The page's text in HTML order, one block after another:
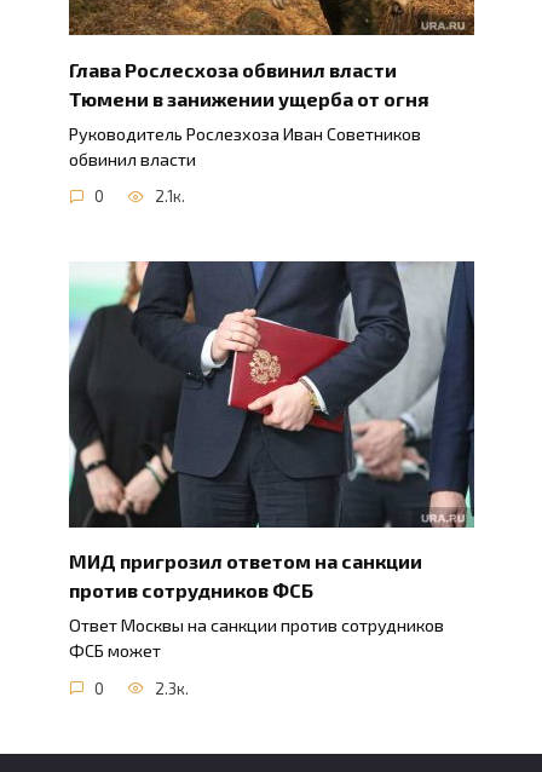
Глава Рослесхоза обвинил власти
Тюмени в занижении ущерба от огня
Руководитель Рослезхоза Иван Советников
обвинил власти
0 2.1к.
МИД пригрозил ответом на санкции
против сотрудников ФСБ
Ответ Москвы на санкции против сотрудников
ФСБ может
0 2.3к.